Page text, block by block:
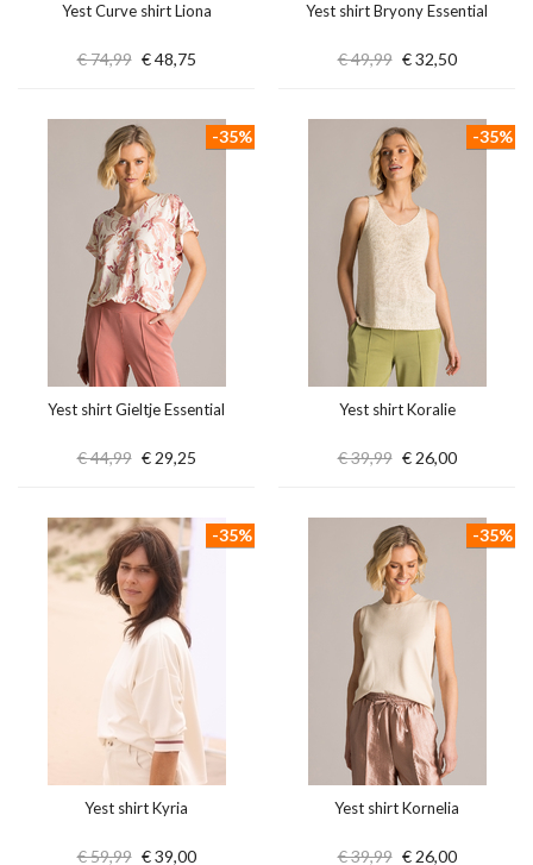
Yest Curve shirt Liona
€ 74,99 € 48,75
Yest shirt Bryony Essential
€ 49,99 € 32,50
Yest shirt Gieltje Essential
€ 44,99 € 29,25
-35%
Yest shirt Koralie
€ 39,99 € 26,00
-35%
Yest shirt Kyria
€ 59,99 € 39,00
-35%
Yest shirt Kornelia
€ 39,99 € 26,00
-35%